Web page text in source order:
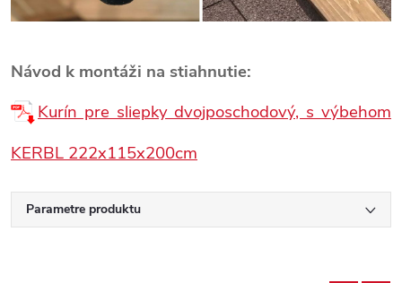
Návod k montáži na stiahnutie:
Kurín pre sliepky dvojposchodový, s výbehom
KERBL 222x115x200cm
Parametre produktu